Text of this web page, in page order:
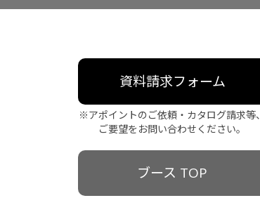
資料請求フォーム
※アポイントのご依頼・カタログ請求等、
ご要望をお問い合わせください。
ブース TOP